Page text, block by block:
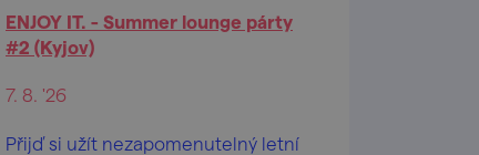
ENJOY IT. - Summer lounge párty
#2 (Kyjov)
7. 8. '26
Přijď si užít nezapomenutelný letní